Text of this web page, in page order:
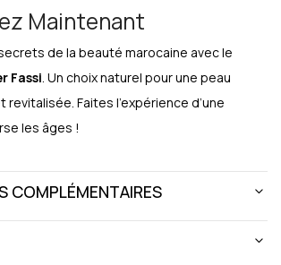
Maintenant
de la beauté marocaine avec le
Fassi . Un choix naturel pour une peau
Faites l’expérience d’une
les âges !
COMPLÉMENTAIRES